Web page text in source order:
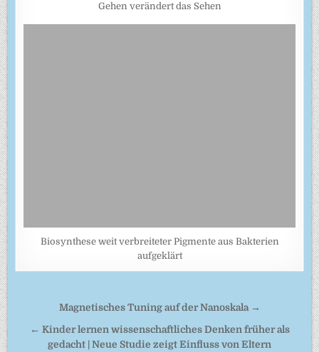
Gehen verändert das Sehen
Biosynthese weit verbreiteter Pigmente aus Bakterien
aufgeklärt
Beitragsnavigation
Magnetisches Tuning auf der Nanoskala →
← Kinder lernen wissenschaftliches Denken früher als
gedacht | Neue Studie zeigt Einfluss von Eltern